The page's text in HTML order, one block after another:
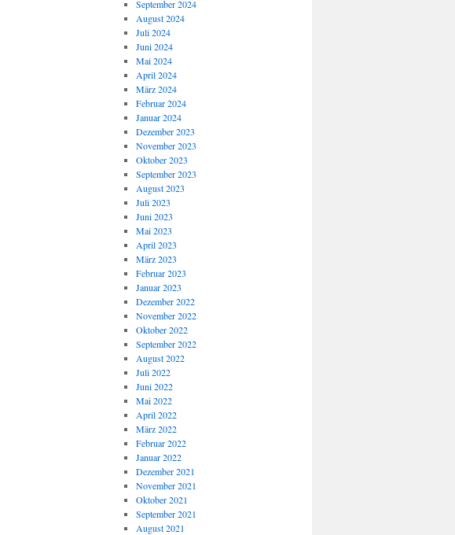
September 2024
August 2024
Juli 2024
Juni 2024
Mai 2024
April 2024
März 2024
Februar 2024
Januar 2024
Dezember 2023
November 2023
Oktober 2023
September 2023
August 2023
Juli 2023
Juni 2023
Mai 2023
April 2023
März 2023
Februar 2023
Januar 2023
Dezember 2022
November 2022
Oktober 2022
September 2022
August 2022
Juli 2022
Juni 2022
Mai 2022
April 2022
März 2022
Februar 2022
Januar 2022
Dezember 2021
November 2021
Oktober 2021
September 2021
August 2021